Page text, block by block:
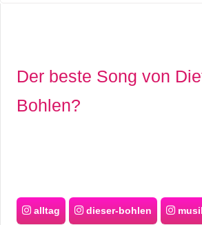
Der beste Song von
Bohlen?
alltag dieser-bohlen